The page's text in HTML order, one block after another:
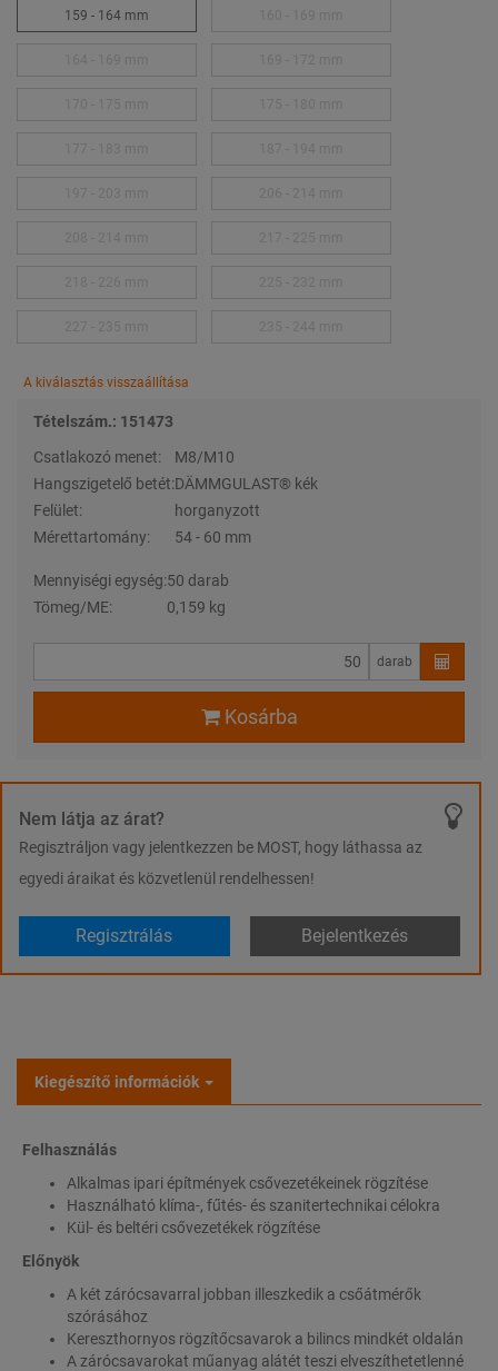
159 - 164 mm
A kiválasztás visszaállítása
Tételszám.: 151473
Csatlakozó menet:
M8/M10
Hangszigetelő betét:DÄMMGULAST® kék
Felület:
horganyzott
Mérettartomány:
54 - 60 mm
Mennyiségi egység:50 darab
Tömeg/ME:
0,159 kg
darab
Kosárba
Nem látja az árat?
Regisztráljon vagy jelentkezzen be MOST, hogy láthassa az
egyedi áraikat és közvetlenül rendelhessen!
Regisztrálás Bejelentkezés
Kiegészítő információk
Felhasználás
Alkalmas ipari építmények csővezetékeinek rögzítése
Használható klíma-, fűtés- és szanitertechnikai célokra
Kül- és beltéri csővezetékek rögzítése
Előnyök
A két zárócsavarral jobban illeszkedik a csőátmérők
szórásához
Kereszthornyos rögzítőcsavarok a bilincs mindkét oldalán
A zárócsavarokat műanyag alátét teszi elveszíthetetlenné